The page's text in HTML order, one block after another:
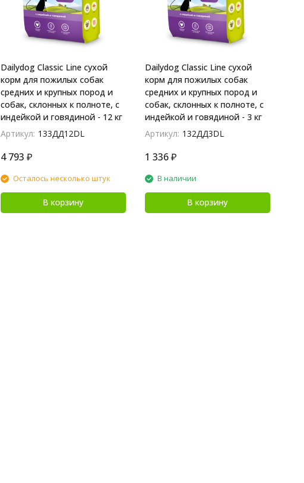
Dailydog Classic Line сухой
корм для пожилых собак
средних и крупных пород и
собак, склонных к полноте, с
индейкой и говядиной - 12 кг
Артикул: 133ДД12DL
4 793 ₽
Осталось несколько штук
В корзину
Dailydog Classic Line сухой
корм для пожилых собак
средних и крупных пород и
собак, склонных к полноте, с
индейкой и говядиной - 3 кг
Артикул: 132ДД3DL
1 336 ₽
В наличии
В корзину